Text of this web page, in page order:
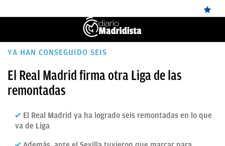
ÚLTIMAS
REAL
BALONCESTO
CANTERA
YA HAN CONSEGUIDO SEIS
El Real Madrid firma otra Liga de las
remontadas
El Real Madrid ya ha logrado seis remontadas en lo que
va de Liga